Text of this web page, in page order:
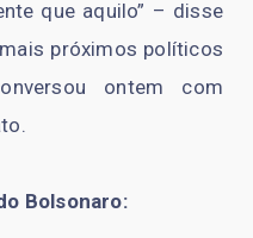
que aquilo” – disse
próximos políticos
ontem com
Bolsonaro: